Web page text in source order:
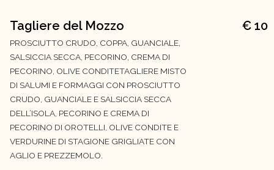
Tagliere del Mozzo
PROSCIUTTO CRUDO, COPPA, GUANCIALE,
SALSICCIA SECCA, PECORINO, CREMA DI
PECORINO, OLIVE CONDITETAGLIERE MISTO
DI SALUMI E FORMAGGI CON PROSCIUTTO
CRUDO, GUANCIALE E SALSICCIA SECCA
DELL’ISOLA, PECORINO E CREMA DI
PECORINO DI OROTELLI, OLIVE CONDITE E
VERDURINE DI STAGIONE GRIGLIATE CON
AGLIO E PREZZEMOLO.
€ 10